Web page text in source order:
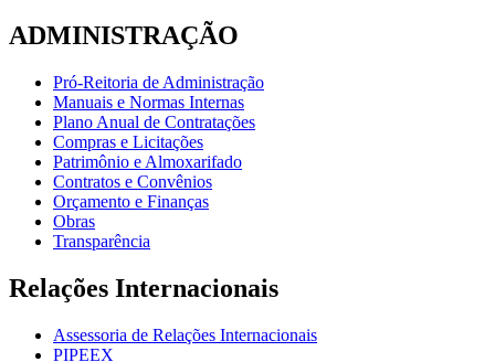
ADMINISTRAÇÃO
Pró-Reitoria de Administração
Manuais e Normas Internas
Plano Anual de Contratações
Compras e Licitações
Patrimônio e Almoxarifado
Contratos e Convênios
Orçamento e Finanças
Obras
Transparência
Relações Internacionais
Assessoria de Relações Internacionais
PIPEEX